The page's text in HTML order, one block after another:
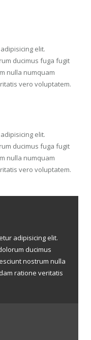
elit.
ducimus fuga fugit
nulla numquam
vero voluptatem.
elit.
ducimus fuga fugit
nulla numquam
vero voluptatem.
adipisicing elit.
ducimus
nostrum nulla
ratione veritatis